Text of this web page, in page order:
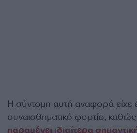
Η σύντομη αυτή αναφορά είχε
συναισθηματικό φορτίο, καθώς
παραμένει ιδιαίτερα